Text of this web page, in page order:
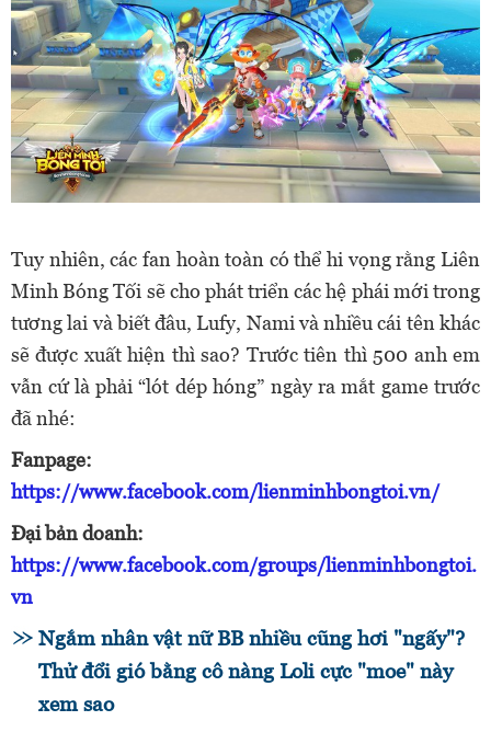
Tuy nhiên, các fan hoàn toàn có thể hi vọng rằng Liên
Minh Bóng Tối sẽ cho phát triển các hệ phái mới trong
tương lai và biết đâu, Lufy, Nami và nhiều cái tên khác
sẽ được xuất hiện thì sao? Trước tiên thì 500 anh em
vẫn cứ là phải “lót dép hóng” ngày ra mắt game trước
đã nhé:
Fanpage:
https://www.facebook.com/lienminhbongtoi.vn/
Đại bản doanh:
https://www.facebook.com/groups/lienminhbongtoi.
vn
Ngắm nhân vật nữ BB nhiều cũng hơi "ngấy"?
Thử đổi gió bằng cô nàng Loli cực "moe" này
xem sao